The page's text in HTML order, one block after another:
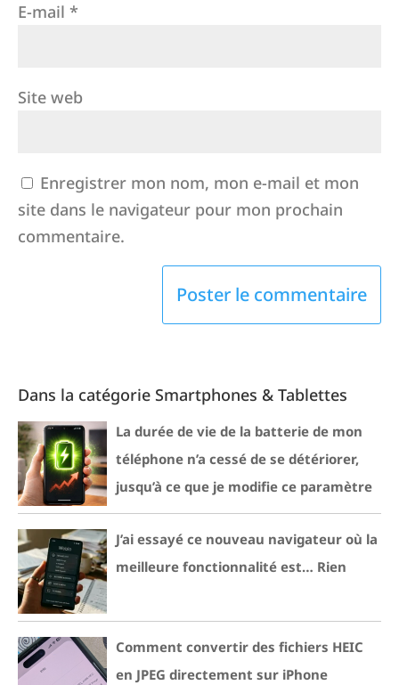
E-mail *
Site web
Enregistrer mon nom, mon e-mail et mon
site dans le navigateur pour mon prochain
commentaire.
Dans la catégorie Smartphones & Tablettes
La durée de vie de la batterie de mon
téléphone n’a cessé de se détériorer,
jusqu’à ce que je modifie ce paramètre
J’ai essayé ce nouveau navigateur où la
meilleure fonctionnalité est… Rien
Comment convertir des fichiers HEIC
en JPEG directement sur iPhone